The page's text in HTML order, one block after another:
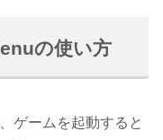
の使い方
ゲームを起動すると